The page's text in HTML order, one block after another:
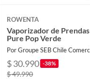
ROWENTA
Vaporizador de Prendas
Pure Pop Verde
$ 30.990 -38%
$ 49.990